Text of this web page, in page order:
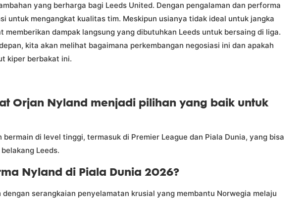
yang berharga bagi Leeds United. Dengan pengalaman dan performa
untuk mengangkat kualitas tim. Meskipun usianya tidak ideal untuk jangka
memberikan dampak langsung yang dibutuhkan Leeds untuk bersaing di liga.
kita akan melihat bagaimana perkembangan negosiasi ini dan apakah
kiper berbakat ini.
Orjan Nyland menjadi pilihan yang baik untuk
bermain di level tinggi, termasuk di Premier League dan Piala Dunia, yang bisa
Leeds.
Nyland di Piala Dunia 2026?
serangkaian penyelamatan krusial yang membantu Norwegia melaju